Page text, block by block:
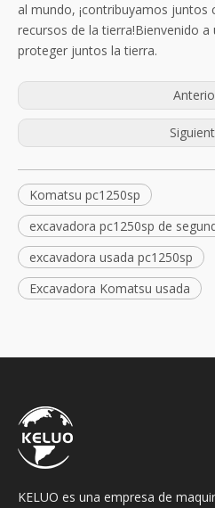
al mundo, ¡contribuyamos juntos
recursos de la tierra!Bienvenido a
proteger juntos la tierra.
Komatsu pc1250sp
excavadora pc1250sp de
excavadora usada pc1250sp
Excavadora Komatsu usada
KELUO es una empresa de